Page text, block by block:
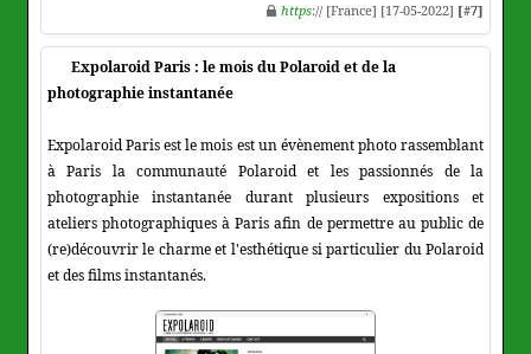
https:// [France] [17-05-2022] [#7]
Expolaroid Paris : le mois du Polaroid et de la
photographie instantanée
Expolaroid Paris est le mois est un évènement photo rassemblant
à Paris la communauté Polaroid et les passionnés de la
photographie instantanée durant plusieurs expositions et
ateliers photographiques à Paris afin de permettre au public de
(re)découvrir le charme et l'esthétique si particulier du Polaroid
et des films instantanés.